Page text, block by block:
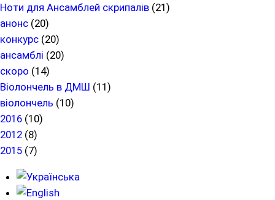
Ноти для Ансамблей скрипалів (21)
анонс (20)
конкурс (20)
ансамблі (20)
скоро (14)
Віолончель в ДМШ (11)
віолончель (10)
2016 (10)
2012 (8)
2015 (7)